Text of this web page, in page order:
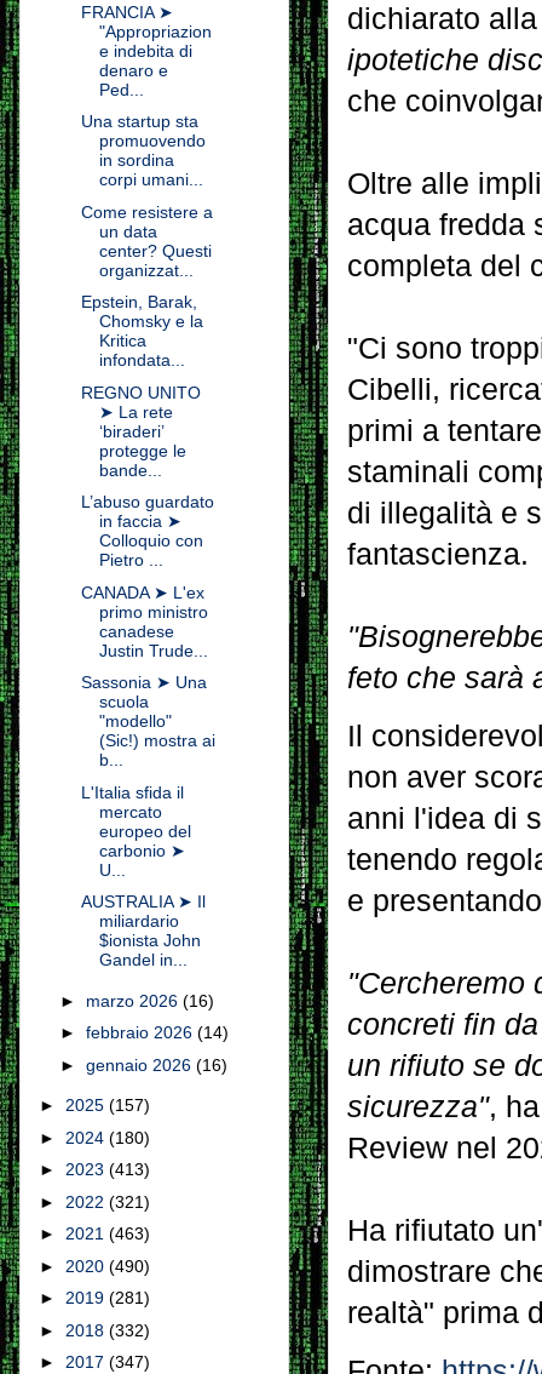
dichiarato
ipotetiche
che
Oltre alle
acqua fredda
completa del
"Ci sono
Cibelli,
primi a
staminali
di illegalità e
fantascienza.
feto che sarà
Il
non aver
anni l'idea di
tenendo
e
"Cercheremo
concreti fin
un rifiuto se
sicurezza",
Review nel
Ha rifiutato
dimostrare
realtà" prima
FRANCIA ➤
"Appropriazion
e indebita di
denaro e
Ped...
Una startup sta
promuovendo
in sordina
corpi umani...
Come resistere a
un data
center? Questi
organizzat...
Epstein, Barak,
Chomsky e la
Kritica
infondata...
REGNO UNITO
➤ La rete
‘biraderi’
protegge le
bande...
L’abuso guardato
in faccia ➤
Colloquio con
Pietro ...
CANADA ➤ L'ex
primo ministro
canadese
Justin Trude...
Sassonia ➤ Una
scuola
"modello"
(Sic!) mostra ai
b...
L'Italia sfida il
mercato
europeo del
carbonio ➤
U...
AUSTRALIA ➤ Il
miliardario
$ionista John
Gandel in...
► marzo 2026 (16)
► febbraio 2026 (14)
► gennaio 2026 (16)
► 2025 (157)
► 2024 (180)
► 2023 (413)
► 2022 (321)
► 2021 (463)
► 2020 (490)
► 2019 (281)
► 2018 (332)
► 2017 (347)